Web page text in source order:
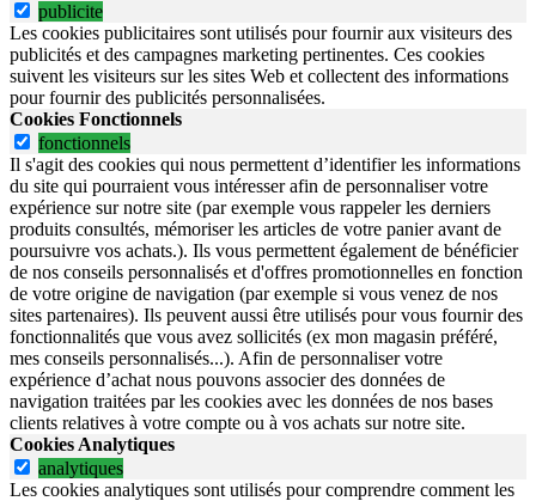
publicite
Les cookies publicitaires sont utilisés pour fournir aux visiteurs des
publicités et des campagnes marketing pertinentes. Ces cookies
suivent les visiteurs sur les sites Web et collectent des informations
pour fournir des publicités personnalisées.
Cookies Fonctionnels
fonctionnels
Il s'agit des cookies qui nous permettent d’identifier les informations
du site qui pourraient vous intéresser afin de personnaliser votre
expérience sur notre site (par exemple vous rappeler les derniers
produits consultés, mémoriser les articles de votre panier avant de
poursuivre vos achats.). Ils vous permettent également de bénéficier
de nos conseils personnalisés et d'offres promotionnelles en fonction
de votre origine de navigation (par exemple si vous venez de nos
sites partenaires). Ils peuvent aussi être utilisés pour vous fournir des
fonctionnalités que vous avez sollicités (ex mon magasin préféré,
mes conseils personnalisés...). Afin de personnaliser votre
expérience d’achat nous pouvons associer des données de
navigation traitées par les cookies avec les données de nos bases
clients relatives à votre compte ou à vos achats sur notre site.
Cookies Analytiques
analytiques
Les cookies analytiques sont utilisés pour comprendre comment les